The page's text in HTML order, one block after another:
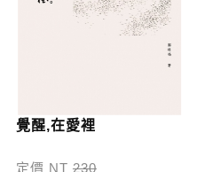
覺醒,在愛裡
定價 NT 230